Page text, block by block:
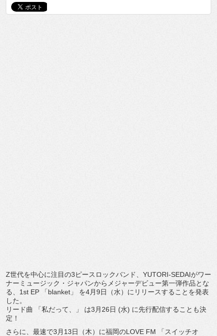
Z世代を中心に注目の3ピースロックバンド、YUTORI-SEDAIがワー
ナーミュージック・ ジャパンからメジャーデビュー第一弾作品とな
る、1st EP 「blanket」 を4月9日（水）にリリースすることを発表
した。
リード曲 「私だって、」 は3月26日 (水) に先行配信することも決
定！
さらに、最速で3月13日（木）に福岡のLOVE FM 「スイッチオ